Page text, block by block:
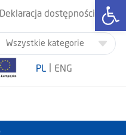
Deklaracja dostępności
PL ENG